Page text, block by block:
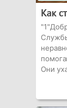
Как
Они